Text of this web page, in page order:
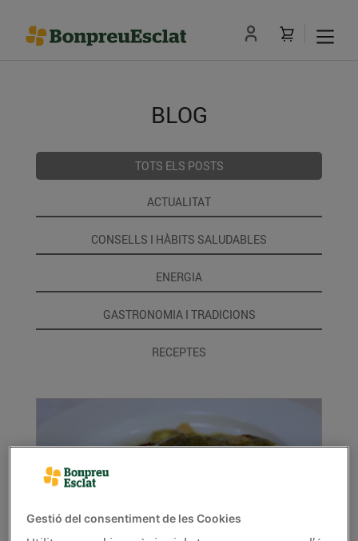
BLOG
TOTS ELS POSTS
ACTUALITAT
CONSELLS I HÀBITS SALUDABLES
ENERGIA
GASTRONOMIA I TRADICIONS
RECEPTES
Gestió del consentiment de les Cookies